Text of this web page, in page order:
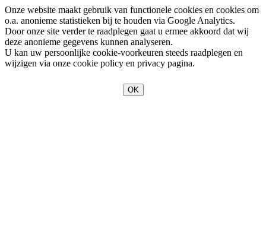
Onze website maakt gebruik van functionele cookies en cookies om
o.a. anonieme statistieken bij te houden via Google Analytics.
Door onze site verder te raadplegen gaat u ermee akkoord dat wij
deze anonieme gegevens kunnen analyseren.
U kan uw persoonlijke cookie-voorkeuren steeds raadplegen en
wijzigen via onze cookie policy en privacy pagina.
OK